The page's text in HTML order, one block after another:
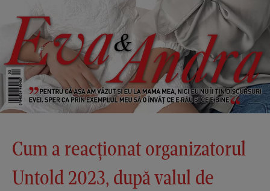
Cum a reacționat organizatorul
Untold 2023, după valul de